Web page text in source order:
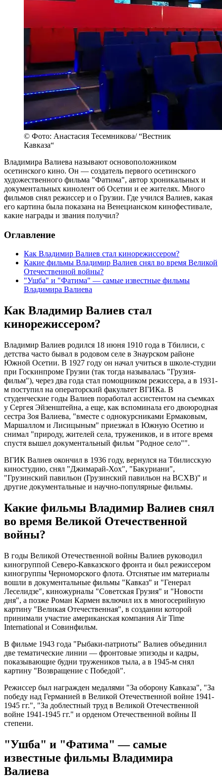
© Фото: Анастасия Тесемникова/ “Вестник
Кавказа“
Владимира Валиева называют основоположником
осетинского кино. Он — создатель первого осетинского
художественного фильма "Фатима", автор хроникальных и
документальных кинолент об Осетии и ее жителях. Много
фильмов снял режиссер и о Грузии. Где учился Валиев, какая
его картина была показана на Венецианском кинофестивале,
какие награды и звания получил?
Оглавление
Как Владимир Валиев стал кинорежиссером?
Какие фильмы Владимир Валиев снял во время Великой
Отечественной войны?
"Ушба" и "Фатима" — самые известные фильмы
Владимира Валиева
Как Владимир Валиев стал
кинорежиссером?
Владимир Валиев родился 18 июня 1910 года в Тбилиси, с
детства часто бывал в родовом селе в Знаурском районе
Южной Осетии. В 1927 году он начал учиться в школе-студии
при Госкинпроме Грузии (так тогда называлась "Грузия-
фильм"), через два года стал помощником режиссера, а в 1931-
м поступил на операторский факультет ВГИКа. В
студенческие годы Валиев поработал ассистентом на съемках
у Сергея Эйзенштейна, а еще, как вспоминала его двоюродная
сестра Зоя Валиева, "вместе с однокурсниками Ермаковым,
Маршаллом и Лисицыным" приезжал в Южную Осетию и
снимал "природу, жителей села, тружеников, и в итоге время
спустя вышел документальный фильм "Родное село"".
ВГИК Валиев окончил в 1936 году, вернулся на Тбилисскую
киностудию, снял "Джимарай-Хох", "Бакуриани",
"Грузинский павильон (Грузинский павильон на ВСХВ)" и
другие документальные и научно-популярные фильмы.
Какие фильмы Владимир Валиев снял
во время Великой Отечественной
войны?
В годы Великой Отечественной войны Валиев руководил
киногруппой Северо-Кавказского фронта и был режиссером
киногруппы Черноморского флота. Отснятые им материалы
вошли в документальные фильмы "Кавказ" и "Генерал
Леселидзе", киножурналы "Советская Грузия" и "Новости
дня", а позже Роман Кармен включил их в многосерийную
картину "Великая Отечественная", в создании которой
принимали участие американская компания Air Time
International и Совинфильм.
В фильме 1943 года "Рыбаки-патриоты" Валиев объединил
две тематические линии — фронтовые эпизоды и кадры,
показывающие будни тружеников тыла, а в 1945-м снял
картину "Возвращение с Победой".
Режиссер был награжден медалями "За оборону Кавказа", "За
победу над Германией в Великой Отечественной войне 1941-
1945 гг.", "За доблестный труд в Великой Отечественной
войне 1941-1945 гг." и орденом Отечественной войны II
степени.
"Ушба" и "Фатима" — самые
известные фильмы Владимира
Валиева